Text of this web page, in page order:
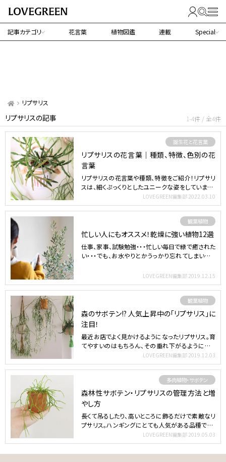
記事カテゴリ 花言葉 植物図鑑 連載 Special
リプサリス
リプサリスの記事 1-4件 / 全4件
誕生花と花言葉
リプサリスの花言葉｜種類、特徴、色別の花
言葉
リプサリスの花言葉や種類、特徴をご紹介！リプサリ
スは、細くぷっくりとしたユニークな姿をしています。
LOVEGREEN編集部 2022.03.10
観葉植物
忙しい人にもオススメ！乾燥に強い植物12選
仕事、家事、試験勉強・・・忙しい毎日で緑で癒された
い・・・でも、お水やりとかうっかり忘れてしまいそう
LOVEGREEN編集部 2019.12.15
観葉植物
森のサボテン!? 人気上昇中の「リプサリス」に
注目！
最近お店でよく見かけるようになったリプサリス。育
てやすいのはもちろん、その垂れ下がるようにして
LOVEGREEN編集部 2019.12.03
多肉植物・サボテン
森林性サボテン・リプサリスの管理方法と増
やし方
長くて吊るしたり、高いところに飾るだけで素敵なリ
プサリス。ハンギングにとても人気がある品種です。
LOVEGREEN編集部 2019.05.03